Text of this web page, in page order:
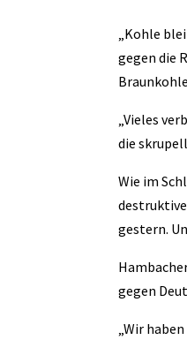
„Kohle
gegen die
„Vieles
die
Wie im
gestern.
gegen
„Wir